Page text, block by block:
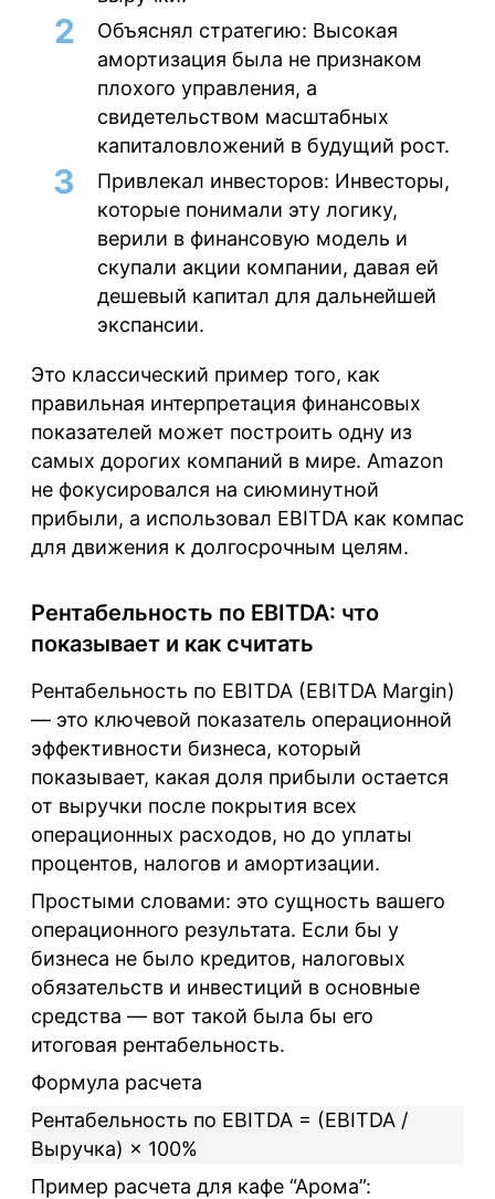
Объяснял стратегию: Высокая
амортизация была не признаком
плохого управления, а
свидетельством масштабных
капиталовложений в будущий рост.
Привлекал инвесторов: Инвесторы,
которые понимали эту логику,
верили в финансовую модель и
скупали акции компании, давая ей
дешевый капитал для дальнейшей
экспансии.
Это классический пример того, как
правильная интерпретация финансовых
показателей может построить одну из
самых дорогих компаний в мире. Amazon
не фокусировался на сиюминутной
прибыли, а использовал EBITDA как компас
для движения к долгосрочным целям.
Рентабельность по EBITDA: что
показывает и как считать
Рентабельность по EBITDA (EBITDA Margin)
— это ключевой показатель операционной
эффективности бизнеса, который
показывает, какая доля прибыли остается
от выручки после покрытия всех
операционных расходов, но до уплаты
процентов, налогов и амортизации.
Простыми словами: это сущность вашего
операционного результата. Если бы у
бизнеса не было кредитов, налоговых
обязательств и инвестиций в основные
средства — вот такой была бы его
итоговая рентабельность.
Формула расчета
Рентабельность по EBITDA = (EBITDA /
Выручка) × 100%
Пример расчета для кафе “Арома”: